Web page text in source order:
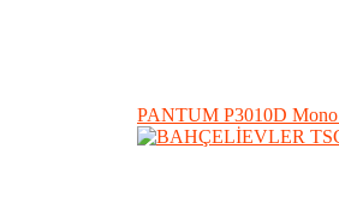
PANTUM P3010D Mono